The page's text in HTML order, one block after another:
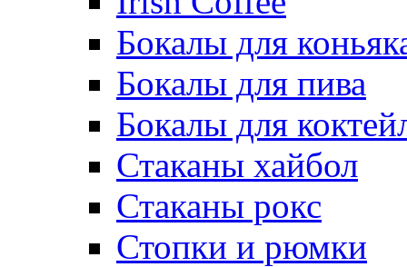
Бокалы для
Бокалы для пива
Бокалы для
Стаканы хайбол
Стаканы рокс
Стопки и рюмки